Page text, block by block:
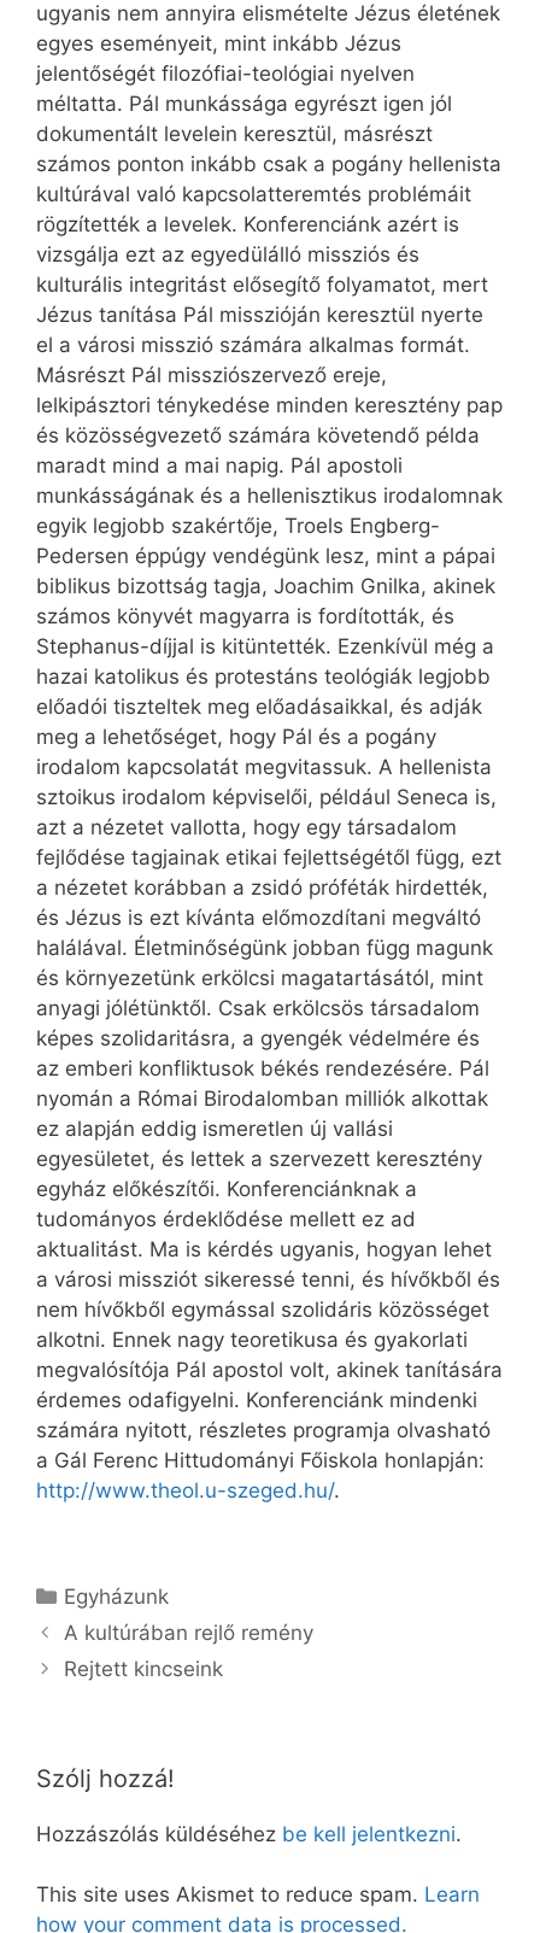
ugyanis nem annyira elismételte Jézus életének
egyes eseményeit, mint inkább Jézus
jelentőségét filozófiai-teológiai nyelven
méltatta. Pál munkássága egyrészt igen jól
dokumentált levelein keresztül, másrészt
számos ponton inkább csak a pogány hellenista
kultúrával való kapcsolatteremtés problémáit
rögzítették a levelek. Konferenciánk azért is
vizsgálja ezt az egyedülálló missziós és
kulturális integritást elősegítő folyamatot, mert
Jézus tanítása Pál misszióján keresztül nyerte
el a városi misszió számára alkalmas formát.
Másrészt Pál missziószervező ereje,
lelkipásztori ténykedése minden keresztény pap
és közösségvezető számára követendő példa
maradt mind a mai napig. Pál apostoli
munkásságának és a hellenisztikus irodalomnak
egyik legjobb szakértője, Troels Engberg-
Pedersen éppúgy vendégünk lesz, mint a pápai
biblikus bizottság tagja, Joachim Gnilka, akinek
számos könyvét magyarra is fordították, és
Stephanus-díjjal is kitüntették. Ezenkívül még a
hazai katolikus és protestáns teológiák legjobb
előadói tiszteltek meg előadásaikkal, és adják
meg a lehetőséget, hogy Pál és a pogány
irodalom kapcsolatát megvitassuk. A hellenista
sztoikus irodalom képviselői, például Seneca is,
azt a nézetet vallotta, hogy egy társadalom
fejlődése tagjainak etikai fejlettségétől függ, ezt
a nézetet korábban a zsidó próféták hirdették,
és Jézus is ezt kívánta előmozdítani megváltó
halálával. Életminőségünk jobban függ magunk
és környezetünk erkölcsi magatartásától, mint
anyagi jólétünktől. Csak erkölcsös társadalom
képes szolidaritásra, a gyengék védelmére és
az emberi konfliktusok békés rendezésére. Pál
nyomán a Római Birodalomban milliók alkottak
ez alapján eddig ismeretlen új vallási
egyesületet, és lettek a szervezett keresztény
egyház előkészítői. Konferenciánknak a
tudományos érdeklődése mellett ez ad
aktualitást. Ma is kérdés ugyanis, hogyan lehet
a városi missziót sikeressé tenni, és hívőkből és
nem hívőkből egymással szolidáris közösséget
alkotni. Ennek nagy teoretikusa és gyakorlati
megvalósítója Pál apostol volt, akinek tanítására
érdemes odafigyelni. Konferenciánk mindenki
számára nyitott, részletes programja olvasható
a Gál Ferenc Hittudományi Főiskola honlapján:
http://www.theol.u-szeged.hu/.
Kategória
Egyházunk
A kultúrában rejlő remény
Rejtett kincseink
Szólj hozzá!
Hozzászólás küldéséhez be kell jelentkezni.
This site uses Akismet to reduce spam. Learn
how your comment data is processed.